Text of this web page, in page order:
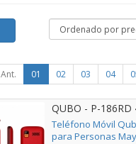
Ant. 01 02 03 04
QUBO - P-186RD
Teléfono Móvil
para Personas